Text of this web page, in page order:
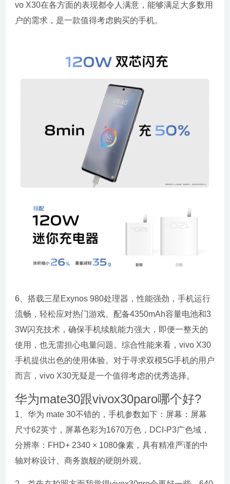
vo X30在各方面的表现都令人满意，能够满足大多数用
户的需求，是一款值得考虑购买的手机。
6、搭载三星Exynos 980处理器，性能强劲，手机运行
流畅，轻松应对热门游戏。配备4350mAh容量电池和3
3W闪充技术，确保手机续航能力强大，即便一整天的
使用，也无需担心电量问题。综合性能来看，vivo X30
手机提供出色的使用体验。对于寻求双模5G手机的用户
而言，vivo X30无疑是一个值得考虑的优秀选择。
华为mate30跟vivox30paro哪个好?
1、华为 mate 30不错的，手机参数如下：屏幕：屏幕
尺寸62英寸，屏幕色彩为1670万色，DCI-P3广色域，
分辨率：FHD+ 2340 × 1080像素，具有精准严谨的中
轴对称设计、商务旗舰的硬朗外观。